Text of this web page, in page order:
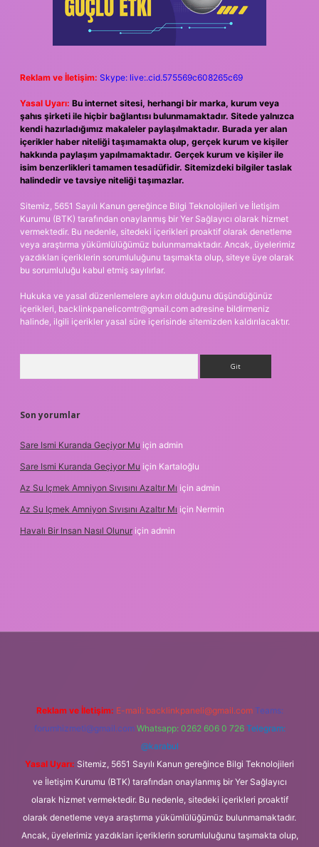
Reklam ve İletişim: Skype: live:.cid.575569c608265c69
Yasal Uyarı: Bu internet sitesi, herhangi bir marka, kurum veya
şahıs şirketi ile hiçbir bağlantısı bulunmamaktadır. Sitede yalnızca
kendi hazırladığımız makaleler paylaşılmaktadır. Burada yer alan
içerikler haber niteliği taşımamakta olup, gerçek kurum ve kişiler
hakkında paylaşım yapılmamaktadır. Gerçek kurum ve kişiler ile
isim benzerlikleri tamamen tesadüfidir. Sitemizdeki bilgiler taslak
halindedir ve tavsiye niteliği taşımazlar.
Sitemiz, 5651 Sayılı Kanun gereğince Bilgi Teknolojileri ve İletişim
Kurumu (BTK) tarafından onaylanmış bir Yer Sağlayıcı olarak hizmet
vermektedir. Bu nedenle, sitedeki içerikleri proaktif olarak denetleme
veya araştırma yükümlülüğümüz bulunmamaktadır. Ancak, üyelerimiz
yazdıkları içeriklerin sorumluluğunu taşımakta olup, siteye üye olarak
bu sorumluluğu kabul etmiş sayılırlar.
Hukuka ve yasal düzenlemelere aykırı olduğunu düşündüğünüz
içerikleri, backlinkpanelicomtr@gmail.com adresine bildirmeniz
halinde, ilgili içerikler yasal süre içerisinde sitemizden kaldırılacaktır.
Son yorumlar
Sare Ismi Kuranda Geçiyor Mu için admin
Sare Ismi Kuranda Geçiyor Mu için Kartaloğlu
Az Su Içmek Amniyon Sıvısını Azaltır Mı için admin
Az Su Içmek Amniyon Sıvısını Azaltır Mı için Nermin
Havalı Bir Insan Nasıl Olunur için admin
Reklam ve İletişim: E-mail: backlinkpaneli@gmail.com Teams:
forumhizmeti@gmail.com Whatsapp: 0262 606 0 726 Telegram:
@karabul
Yasal Uyarı: Sitemiz, 5651 Sayılı Kanun gereğince Bilgi Teknolojileri
ve İletişim Kurumu (BTK) tarafından onaylanmış bir Yer Sağlayıcı
olarak hizmet vermektedir. Bu nedenle, sitedeki içerikleri proaktif
olarak denetleme veya araştırma yükümlülüğümüz bulunmamaktadır.
Ancak, üyelerimiz yazdıkları içeriklerin sorumluluğunu taşımakta olup,